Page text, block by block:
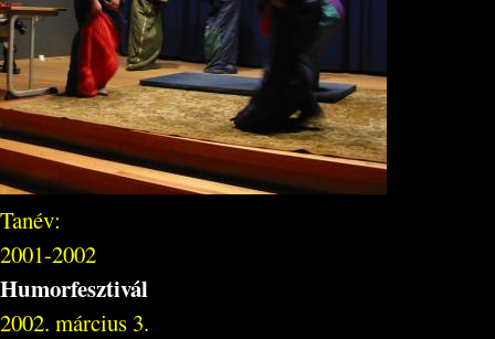
Tanév:
2001-2002
Humorfesztivál
2002. március 3.